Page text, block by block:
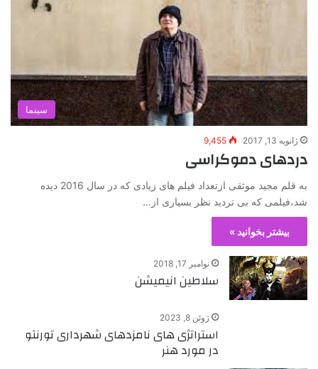
سینما
ژانویه 13, 2017 9,455
دردهای دموکراسی
به قلم مجید موثقی ازتعداد فیلم های زیادی که در سال 2016 دیده
شد،فیلمی که بی تردید نظر بسیاری از…
بیشتر بخوانید »
نوامبر 17, 2018
سلاطین انیمیشن
ژوئن 8, 2023
استراتژی های نامزدهای شهرداری تورنتو
در مورد هنر